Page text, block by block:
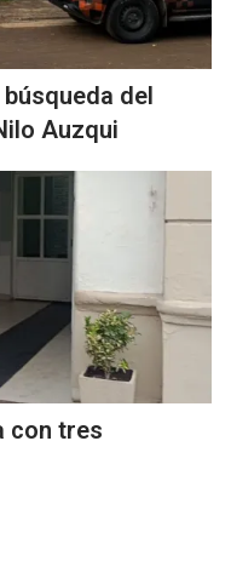
del
Auzqui
con tres